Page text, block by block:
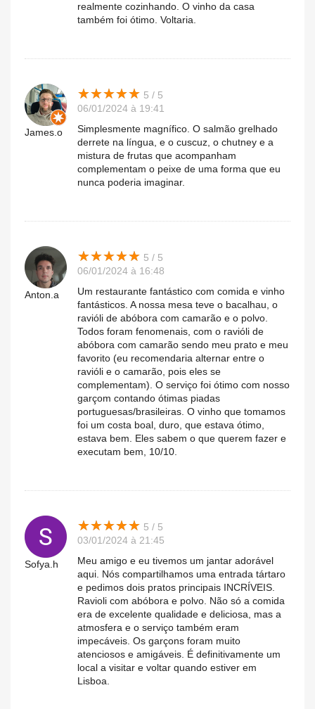
realmente cozinhando. O vinho da casa
também foi ótimo. Voltaria.
James.o
★★★★★
★★★★★ 5 / 5
06/01/2024 à 19:41
Simplesmente magnífico. O salmão grelhado
derrete na língua, e o cuscuz, o chutney e a
mistura de frutas que acompanham
complementam o peixe de uma forma que eu
nunca poderia imaginar.
Anton.a
★★★★★
★★★★★ 5 / 5
06/01/2024 à 16:48
Um restaurante fantástico com comida e vinho
fantásticos. A nossa mesa teve o bacalhau, o
ravióli de abóbora com camarão e o polvo.
Todos foram fenomenais, com o ravióli de
abóbora com camarão sendo meu prato e meu
favorito (eu recomendaria alternar entre o
ravióli e o camarão, pois eles se
complementam). O serviço foi ótimo com nosso
garçom contando ótimas piadas
portuguesas/brasileiras. O vinho que tomamos
foi um costa boal, duro, que estava ótimo,
estava bem. Eles sabem o que querem fazer e
executam bem, 10/10.
Sofya.h
★★★★★
★★★★★ 5 / 5
03/01/2024 à 21:45
Meu amigo e eu tivemos um jantar adorável
aqui. Nós compartilhamos uma entrada tártaro
e pedimos dois pratos principais INCRÍVEIS.
Ravioli com abóbora e polvo. Não só a comida
era de excelente qualidade e deliciosa, mas a
atmosfera e o serviço também eram
impecáveis. Os garçons foram muito
atenciosos e amigáveis. É definitivamente um
local a visitar e voltar quando estiver em
Lisboa.